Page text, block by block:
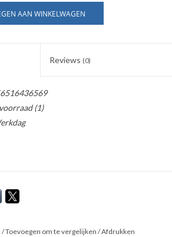
AAN WINKELWAGEN
Reviews (0)
(1)
/Toevoegen om te vergelijken /Afdrukken